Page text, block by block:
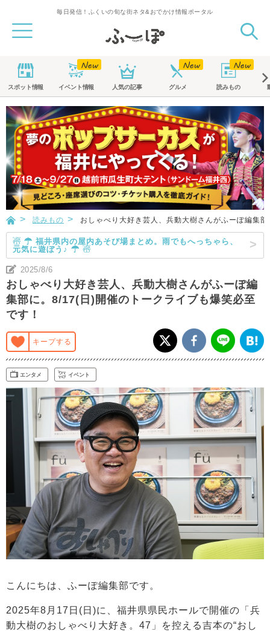
毎日発信！ふくいの旬な街ネタ&おでかけ情報ポータル
スポット情報 イベント情報 人気の記事 グルメ 読みもの
読みもの おしゃべり大好き芸人、兵動大樹さんがふーぽ編集
☃ ☂ 福井県内の屋内あそび場まとめ。雨でもへっちゃら、
元気に遊ぼう♪ ☂ ☃
2025/8/6
おしゃべり大好き芸人、兵動大樹さんがふーぽ編
集部に。8/17(日)開催のトークライブも爆笑必至
です！
キープする
エンタメ イベント
こんにちは、ふーぽ編集部です。
2025年8月17日(日)に、福井県県民ホールで開催の「兵
動大樹のおしゃべり大好き。47」を控える吉本の“おし